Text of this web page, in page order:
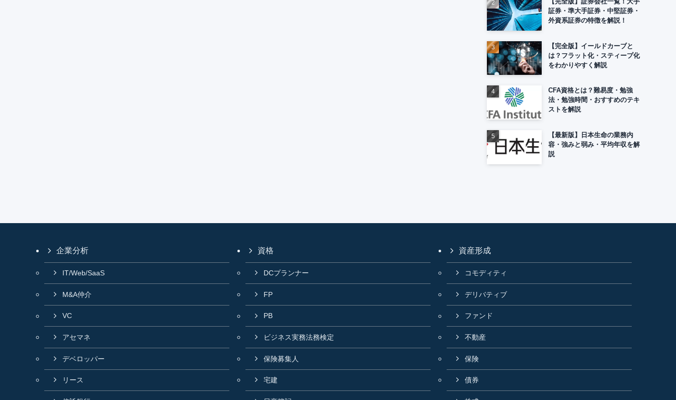
証券・準大手証券・中堅証券・
外資系証券の特徴を解説！
【完全版】イールドカーブと
は？フラット化・スティープ化
をわかりやすく解説
CFA資格とは？難易度・勉強
法・勉強時間・おすすめのテキ
ストを解説
【最新版】日本生命の業務内
容・強みと弱み・平均年収を解
説
企業分析
IT/Web/SaaS
M&A仲介
VC
アセマネ
デベロッパー
リース
資格
DCプランナー
FP
PB
ビジネス実務法務検定
保険募集人
宅建
資産形成
コモディティ
デリバティブ
ファンド
不動産
保険
債券